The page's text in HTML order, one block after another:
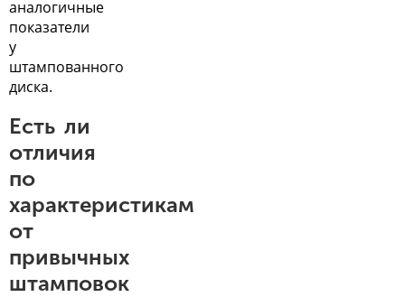
аналогичные
показатели
у
штампованного
диска.
Есть ли
отличия
по
характеристикам
от
привычных
штамповок